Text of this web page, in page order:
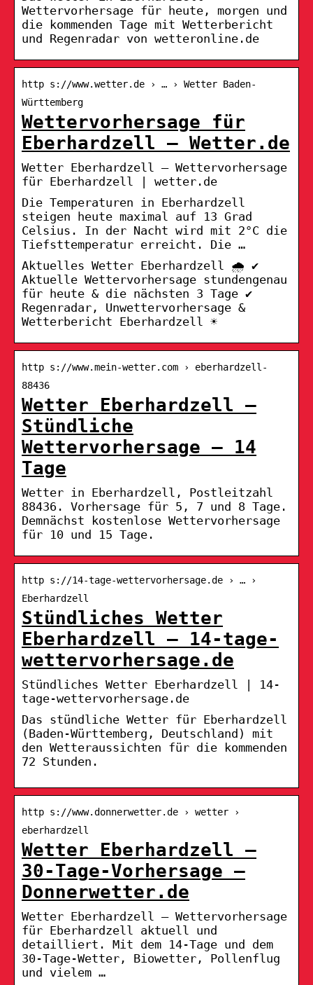
Wettervorhersage für heute, morgen und
die kommenden Tage mit Wetterbericht
und Regenradar von wetteronline.de
http s://www.wetter.de › … › Wetter Baden-
Württemberg
Wettervorhersage für
Eberhardzell – Wetter.de
Wetter Eberhardzell – Wettervorhersage
für Eberhardzell | wetter.de
Die Temperaturen in Eberhardzell
steigen heute maximal auf 13 Grad
Celsius. In der Nacht wird mit 2°C die
Tiefsttemperatur erreicht. Die …
Aktuelles Wetter Eberhardzell 🌧️ ✔
Aktuelle Wettervorhersage stundengenau
für heute & die nächsten 3 Tage ✔
Regenradar, Unwettervorhersage &
Wetterbericht Eberhardzell ☀
http s://www.mein-wetter.com › eberhardzell-
88436
Wetter Eberhardzell –
Stündliche
Wettervorhersage – 14
Tage
Wetter in Eberhardzell, Postleitzahl
88436. Vorhersage für 5, 7 und 8 Tage.
Demnächst kostenlose Wettervorhersage
für 10 und 15 Tage.
http s://14-tage-wettervorhersage.de › … ›
Eberhardzell
Stündliches Wetter
Eberhardzell – 14-tage-
wettervorhersage.de
Stündliches Wetter Eberhardzell | 14-
tage-wettervorhersage.de
Das stündliche Wetter für Eberhardzell
(Baden-Württemberg, Deutschland) mit
den Wetteraussichten für die kommenden
72 Stunden.
http s://www.donnerwetter.de › wetter ›
eberhardzell
Wetter Eberhardzell –
30-Tage-Vorhersage –
Donnerwetter.de
Wetter Eberhardzell – Wettervorhersage
für Eberhardzell aktuell und
detailliert. Mit dem 14-Tage und dem
30-Tage-Wetter, Biowetter, Pollenflug
und vielem …